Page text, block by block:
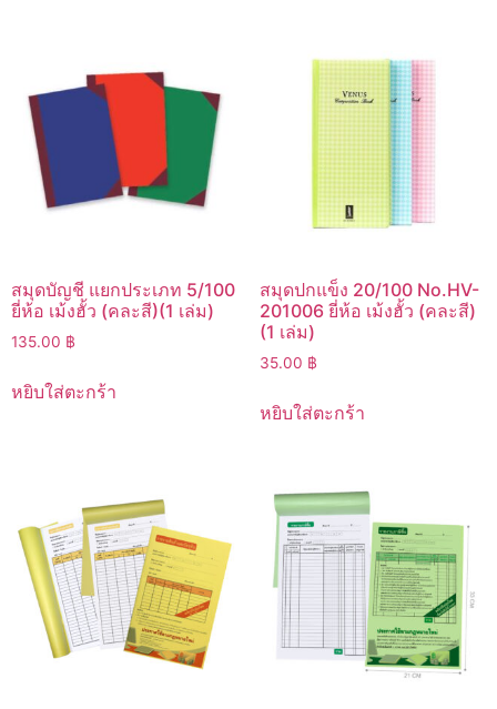
สมุดบัญชี แยกประเภท 5/100
ยี่ห้อ เม้งฮั้ว (คละสี)(1 เล่ม)
135.00 ฿
หยิบใส่ตะกร้า
สมุดปกแข็ง 20/100 No.HV-
201006 ยี่ห้อ เม้งฮั้ว (คละสี)
(1 เล่ม)
35.00 ฿
หยิบใส่ตะกร้า